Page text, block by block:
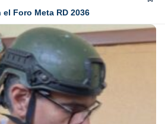
Foro Meta RD 2036